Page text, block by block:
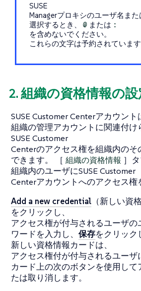
SUSE
Managerプロキシのユーザ名ま
選択するとき、
@ または :
を含めないでください。
これらの文字は予約されています
2. 組織の資格情報の設
SUSE Customer Centerアカウント
組織の管理アカウントに関連付け
SUSE Customer
Centerのアクセス権を組織内の
できます。 ［ 組織の資格情報 ］
組織内のユーザにSUSE Customer
Centerアカウントへのアクセス権
Add a new credential （新しい資
をクリックし、
アクセス権が付与されるユーザの
ワードを入力し、 保存をクリック
新しい資格情報カードは、
アクセス権付が付与されるユーザ
カード上の次のボタンを使用して
たは取り消します。